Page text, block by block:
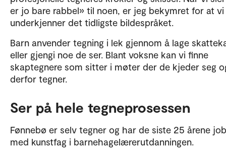
er jo bare rabbel» til noen, er jeg bekymret for at vi
underkjenner det tidligste bildespråket.
Barn anvender tegning i lek gjennom å lage
eller gjengi noe de ser. Blant voksne kan vi finne
skaptegnere som sitter i møter der de kjeder seg
derfor tegner.
Ser på hele tegneprosessen
Fønnebø er selv tegner og har de siste 25 årene
med kunstfag i barnehagelærerutdanningen.